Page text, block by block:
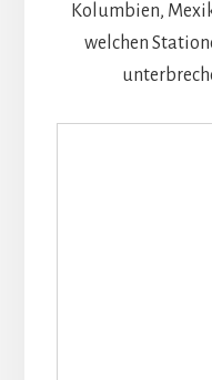
Kolumbien,
welchen